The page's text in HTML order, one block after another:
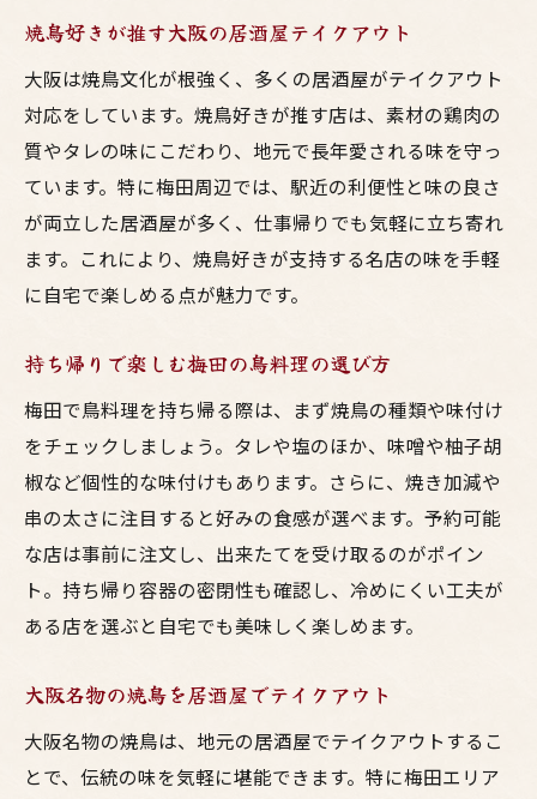
焼鳥好きが推す大阪の居酒屋テイクアウト
大阪は焼鳥文化が根強く、多くの居酒屋がテイクアウト
対応をしています。焼鳥好きが推す店は、素材の鶏肉の
質やタレの味にこだわり、地元で長年愛される味を守っ
ています。特に梅田周辺では、駅近の利便性と味の良さ
が両立した居酒屋が多く、仕事帰りでも気軽に立ち寄れ
ます。これにより、焼鳥好きが支持する名店の味を手軽
に自宅で楽しめる点が魅力です。
持ち帰りで楽しむ梅田の鳥料理の選び方
梅田で鳥料理を持ち帰る際は、まず焼鳥の種類や味付け
をチェックしましょう。タレや塩のほか、味噌や柚子胡
椒など個性的な味付けもあります。さらに、焼き加減や
串の太さに注目すると好みの食感が選べます。予約可能
な店は事前に注文し、出来たてを受け取るのがポイン
ト。持ち帰り容器の密閉性も確認し、冷めにくい工夫が
ある店を選ぶと自宅でも美味しく楽しめます。
大阪名物の焼鳥を居酒屋でテイクアウト
大阪名物の焼鳥は、地元の居酒屋でテイクアウトするこ
とで、伝統の味を気軽に堪能できます。特に梅田エリア